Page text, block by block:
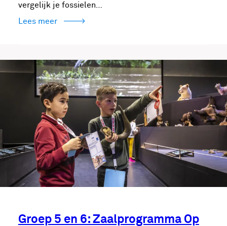
vergelijk je fossielen…
Lees meer
Groep 5 en 6: Zaalprogramma Op